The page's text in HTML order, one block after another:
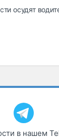
осудят
в нашем